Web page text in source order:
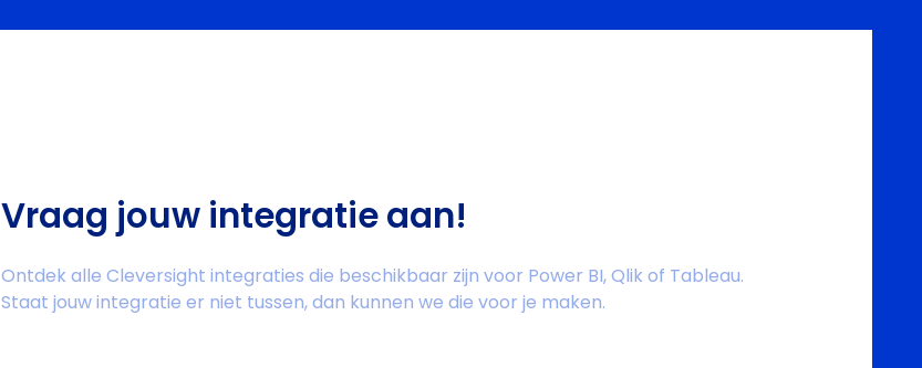
Vraag jouw integratie aan!
Ontdek alle Cleversight integraties die beschikbaar zijn voor Power BI, Qlik of Tableau.
Staat jouw integratie er niet tussen, dan kunnen we die voor je maken.